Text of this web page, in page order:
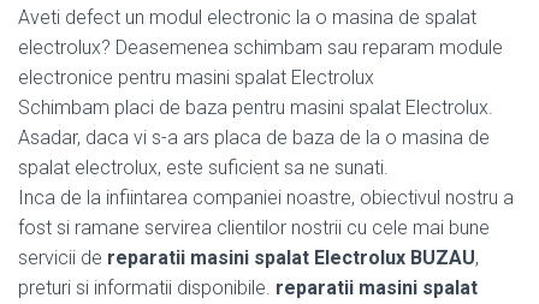
Aveti defect un modul electronic la o masina de spalat
electrolux? Deasemenea schimbam sau reparam module
electronice pentru masini spalat Electrolux
Schimbam placi de baza pentru masini spalat Electrolux.
Asadar, daca vi s-a ars placa de baza de la o masina de
spalat electrolux, este suficient sa ne sunati.
Inca de la infiintarea companiei noastre, obiectivul nostru a
fost si ramane servirea clientilor nostrii cu cele mai bune
servicii de reparatii masini spalat Electrolux BUZAU,
preturi si informatii disponibile. reparatii masini spalat